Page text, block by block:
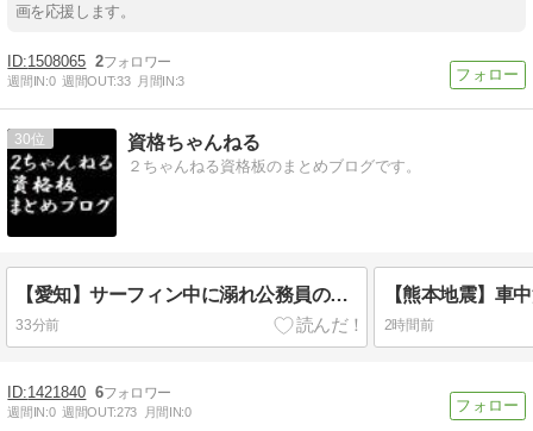
画を応援します。
1508065 2
週間IN:0 週間OUT:33 月間IN:3
30 資格ちゃんねる
２ちゃんねる資格板のまとめブログです。
【愛知】サーフィン中に溺れ公務員の男性（46）死亡 田原市 現場はサーフィンで有名なスポット
33分前 2時間前
1421840 6
週間IN:0 週間OUT:273 月間IN:0